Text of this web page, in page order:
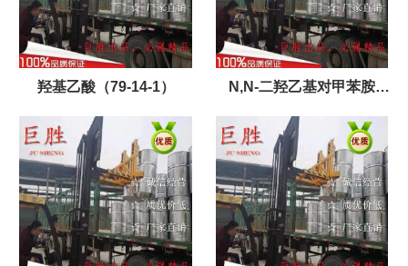
羟基乙酸（79-14-1） N,N-二羟乙基对甲苯胺
（3077-12-1）